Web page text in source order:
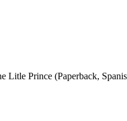
Litle Prince (Paperback,